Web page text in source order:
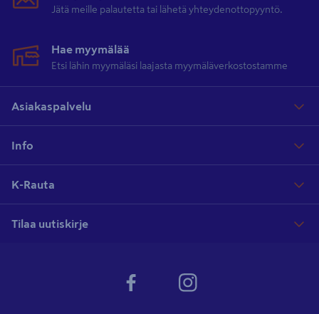
Jätä meille palautetta tai lähetä yhteydenottopyyntö.
Hae myymälää
Etsi lähin myymäläsi laajasta myymäläverkostostamme
Asiakaspalvelu
Info
K-Rauta
Tilaa uutiskirje